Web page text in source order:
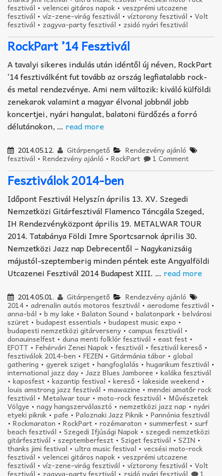
fesztivál • velencei gitáros napok • veszprémi utcazene
fesztivál • víz-zene-virág fesztivál • víztorony fesztivál • Volt
fesztivál • zagyva-party fesztivál • zsidó nyári fesztivál
RockPart ’14 Fesztivál
A tavalyi sikeres indulás után idéntől új néven, RockPart
‘14 fesztiválként fut tovább az ország legfiatalabb rock-
és metal rendezvénye. Ami nem változik: kiváló külföldi
zenekarok valamint a magyar élvonal jobbnál jobb
koncertjei, nyári hangulat, balatoni fürdőzés a forró
délutánokon, … read more
2014.05.12. Gitárpengető Rendezvény ajánló
fesztivál • Rendezvény ajánló • RockPart 1 Comment
Fesztiválok 2014-ben
Időpont Fesztivál Helyszín április 13. XV. Szegedi
Nemzetközi Gitárfesztivál Flamenco Táncgála Szeged,
IH Rendezvényközpont április 19. METALWAR TOUR
2014. Tatabánya Földi Imre Sportcsarnok április 30.
Nemzetközi Jazz nap Debrecentől – Nagykanizsáig
májustól-szeptemberig minden péntek este Angyalföldi
Utcazenei Fesztivál 2014 Budapest XIII. … read more
2014.05.01. Gitárpengető Rendezvény ajánló
2014 • adrenalin autós motoros fesztivál • aerodome fesztivál •
anna-bál • b my lake • Balaton Sound • balatonpark • belvárosi
szüret • budapest essentials • budapest music expo •
budapesti nemzetközi gitárverseny • campus fesztivál •
donauinselfest • duna menti folklór fesztivál • east fest •
EFOTT • Fehérvári Zenei Napok • fesztivál • fesztivál kereső •
fesztiválok 2014-ben • FEZEN • Gitármánia tábor • global
gathering • gyerek sziget • hangfoglalás • hugarikum fesztivál •
international jazz day • Jazz Blues Jamboree • kaláka fesztivál
• kaposfest • kazantip festival • kereső • lakeside weekend •
louis amstrong jazz fesztivál • mawazine • mendei amatőr rock
fesztivál • Metalwar tour • moto-rock fesztivál • Művészetek
Völgye • nagy hangszerválasztó • nemzetközi jazz nap • nyári
etyeki piknik • pafe • Paloznaki Jazz Piknik • Pannónia fesztivál
• Rockmaraton • RockPart • rozémaraton • summerfest • surf
beach fesztivál • Szegedi Ifjúsági Napok • szegedi nemzetközi
gitárfesztivál • szeptemberfeszt • Sziget fesztivál • SZIN •
thanks jimi festival • ultra music festival • vecsési moto-rock
fesztivál • velencei gitáros napok • veszprémi utcazene
fesztivál • víz-zene-virág fesztivál • víztorony fesztivál • Volt
fesztivál • zagyva-party fesztivál • zsidó nyári fesztivál 1